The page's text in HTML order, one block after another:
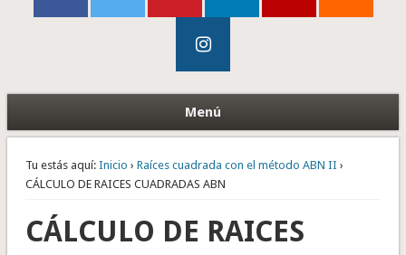
Menú
Tu estás aquí: Inicio › Raíces cuadrada con el método ABN II ›
CÁLCULO DE RAICES CUADRADAS ABN
CÁLCULO DE RAICES